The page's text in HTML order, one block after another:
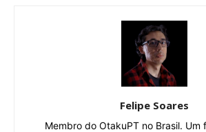
Felipe Soares
Membro do OtakuPT no Brasil. Um